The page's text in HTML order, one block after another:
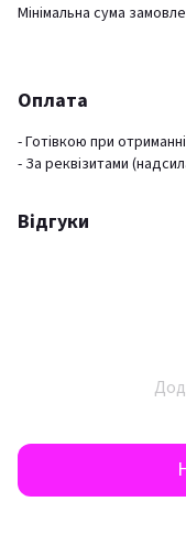
Мінімальна сума
Оплата
- Готівкою при
- За реквізитами
Відгуки